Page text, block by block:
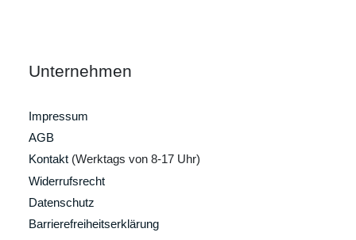
Unternehmen
Impressum
AGB
Kontakt (Werktags von 8-17 Uhr)
Widerrufsrecht
Datenschutz
Barrierefreiheitserklärung